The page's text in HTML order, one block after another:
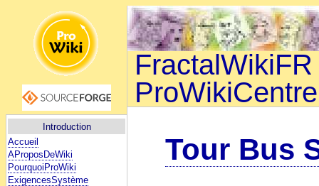
Introduction
Accueil
AProposDeWiki
PourquoiProWiki
ExigencesSystème
FractalWikiFR
ProWikiCentre
Tour Bus